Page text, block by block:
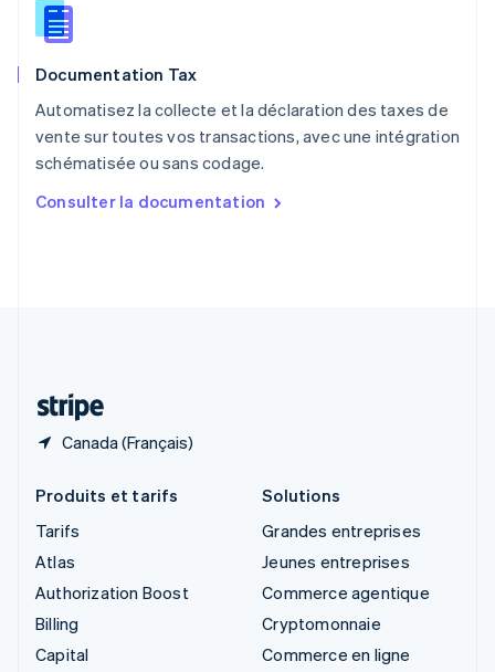
Documentation Tax
Automatisez la collecte et la déclaration des taxes de
vente sur toutes vos transactions, avec une intégration
schématisée ou sans codage.
Consulter la documentation
Canada (Français)
République tchèque
English
English
Royaume-Uni
Singapour
English简体中文
English
Produits et tarifs
Tarifs
Atlas
Authorization Boost
Billing
Capital
Solutions
Grandes entreprises
Jeunes entreprises
Commerce agentique
Cryptomonnaie
Commerce en ligne